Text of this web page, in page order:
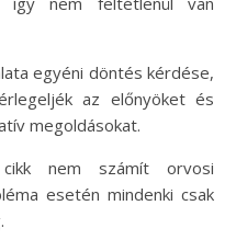
egyéni döntés kérdése,
az előnyöket és
megoldásokat.
nem számít orvosi
esetén mindenki csak